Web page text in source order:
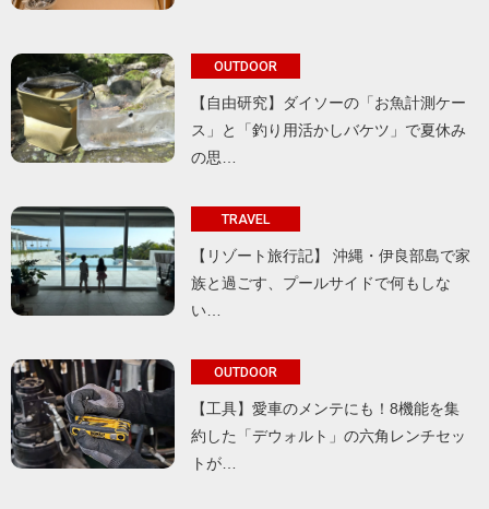
OUTDOOR
【自由研究】ダイソーの「お魚計測ケー
ス」と「釣り用活かしバケツ」で夏休み
の思…
TRAVEL
【リゾート旅行記】 沖縄・伊良部島で家
族と過ごす、プールサイドで何もしな
い…
OUTDOOR
【工具】愛車のメンテにも！8機能を集
約した「デウォルト」の六角レンチセッ
トが…